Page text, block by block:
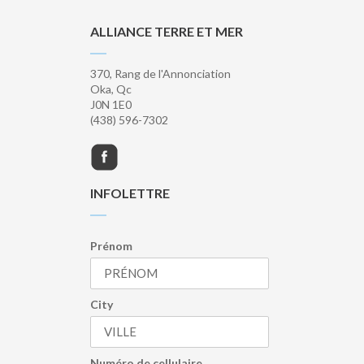
ALLIANCE TERRE ET MER
370, Rang de l'Annonciation
Oka, Qc
J0N 1E0
(438) 596-7302
INFOLETTRE
Prénom
City